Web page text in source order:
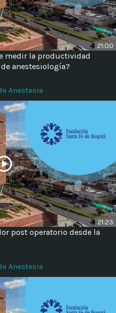
21:00
medir la productividad
anestesiología?
Anestesia
21:23
post operatorio desde la
Anestesia